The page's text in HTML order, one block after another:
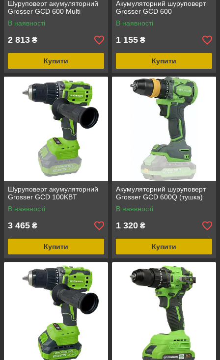
Шуруповерт акумуляторний
Grosser GCD 600 Multi
В наявності
2 813 ₴
Купити
Акумуляторний шуруповерт
Grosser GCD 600
В наявності
1 155 ₴
Купити
Шуруповерт акумуляторний
Grosser GCD 100KBT
В наявності
3 465 ₴
Купити
Акумуляторний шуруповерт
Grosser GCD 600Q (тушка)
В наявності
1 320 ₴
Купити